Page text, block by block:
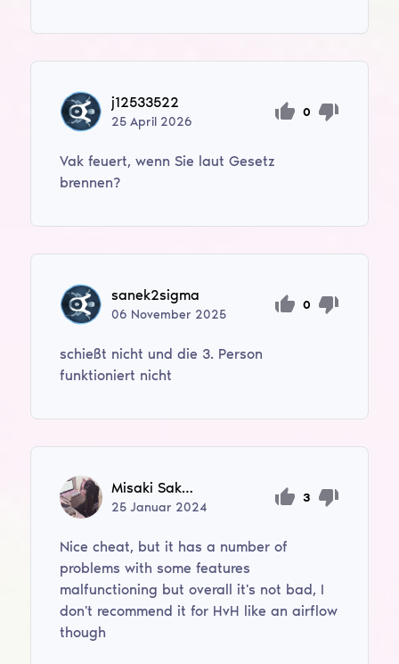
j12533522
25April 2026
0
Vak feuert, wenn Sie laut Gesetz
brennen?
sanek2sigma
06 November 2025
0
schießt nicht und die 3. Person
funktioniert nicht
Misaki Sakura
25Januar 2024
3
Nice cheat, but it has a number of
problems with some features
malfunctioning but overall it's not bad, I
don't recommend it for HvH like an airflow
though